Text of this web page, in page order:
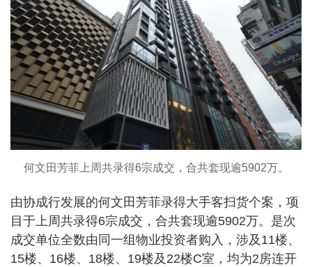
何文田芳菲上周共录得6宗成交，合共套现逾5902万。
由协成行发展的何文田芳菲录得大手客扫货个案，项
目于上周共录得6宗成交，合共套现逾5902万。是次
成交单位全数由同一组物业投资者购入，涉及11楼、
15楼、16楼、18楼、19楼及22楼C室，均为2房连开